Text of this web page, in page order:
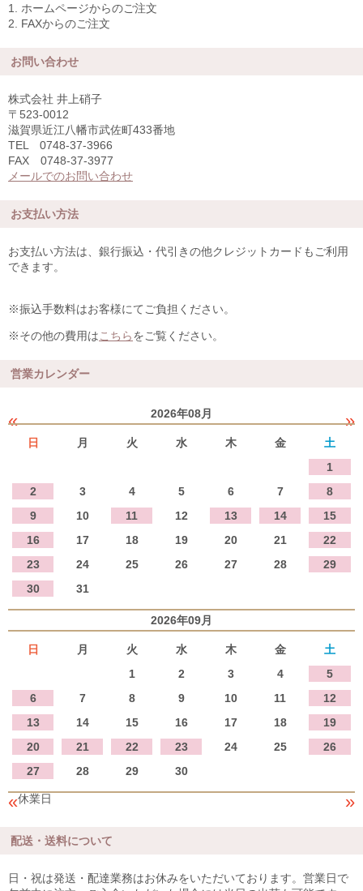
1. ホームページからのご注文
2. FAXからのご注文
お問い合わせ
株式会社 井上硝子
〒523-0012
滋賀県近江八幡市武佐町433番地
TEL 0748-37-3966
FAX 0748-37-3977
メールでのお問い合わせ
お支払い方法
お支払い方法は、銀行振込・代引きの他クレジットカードもご利用
できます。
※振込手数料はお客様にてご負担ください。
※その他の費用はこちらをご覧ください。
営業カレンダー
« »
2026年08月
日 月 火 水 木 金
土
1
2
3 4 5 6 7
8
9
10 11 12 13 14
15
16
17 18 19 20 21
22
23
24 25 26 27 28
29
30
31
2026年09月
日 月 火 水 木 金
土
1
2 3 4
5
6
7 8 9 10 11
12
13
14 15 16 17 18
19
20
21 22 23 24 25
26
27
28 29 30
« »
休業日
配送・送料について
日・祝は発送・配達業務はお休みをいただいております。営業日で